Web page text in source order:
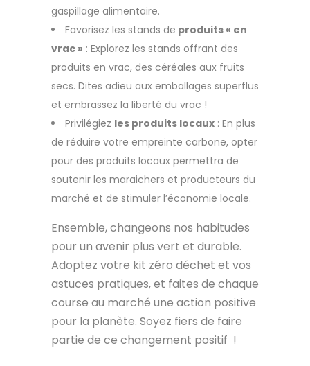
gaspillage alimentaire.
Favorisez les stands de produits « en
vrac » : Explorez les stands offrant des
produits en vrac, des céréales aux fruits
secs. Dites adieu aux emballages superflus
et embrassez la liberté du vrac !
Privilégiez les produits locaux : En plus
de réduire votre empreinte carbone, opter
pour des produits locaux permettra de
soutenir les maraichers et producteurs du
marché et de stimuler l’économie locale.
Ensemble, changeons nos habitudes
pour un avenir plus vert et durable.
Adoptez votre kit zéro déchet et vos
astuces pratiques, et faites de chaque
course au marché une action positive
pour la planète. Soyez fiers de faire
partie de ce changement positif !